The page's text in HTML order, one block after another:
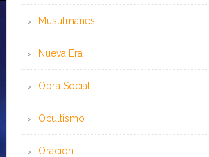
Musulmanes
Nueva Era
Obra Social
Ocultismo
Oración